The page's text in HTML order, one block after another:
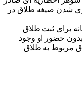
شدن صیغه طلاق در
برای ثبت طلاق
حضور او وجود
مربوط به طلاق